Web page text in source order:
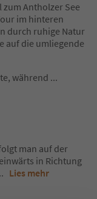
Antholzer See
im hinteren
durch ruhige Natur
auf die umliegende
während ...
man auf der
in Richtung
Lies mehr